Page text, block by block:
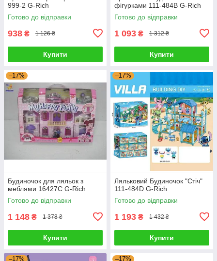
999-2 G-Rich
Готово до відправки
938 ₴ 1 126 ₴
Купити
фігурками 111-484B G-Rich
Готово до відправки
1 093 ₴ 1 312 ₴
Купити
–17%
Будиночок для ляльок з
меблями 16427C G-Rich
Готово до відправки
1 148 ₴ 1 378 ₴
Купити
–17%
Ляльковий Будиночок "Стіч"
111-484D G-Rich
Готово до відправки
1 193 ₴ 1 432 ₴
Купити
–17% –17%